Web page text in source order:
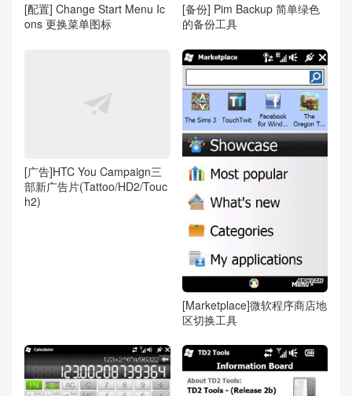
[配置] Change Start Menu Ic
ons 更换菜单图标
[备份] Pim Backup 简单绿色
的备份工具
[广告]HTC You Campaign三
部新广告片(Tattoo/HD2/Touc
h2)
[Marketplace]微软程序商店地
区切换工具